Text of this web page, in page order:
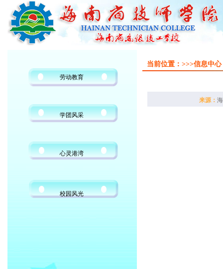
劳动教育
学团风采
心灵港湾
校园风光
当前位置： >>>信息中心
来源：